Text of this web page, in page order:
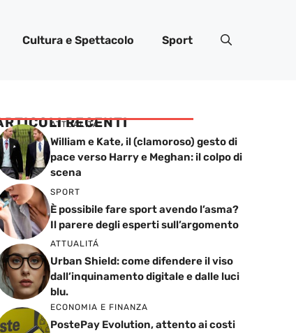
Cultura e Spettacolo Sport
RECENTI
ATTUALITÁ
William e Kate, il (clamoroso) gesto di
pace verso Harry e Meghan: il colpo di
scena
SPORT
È possibile fare sport avendo l’asma?
Il parere degli esperti sull’argomento
ATTUALITÁ
Urban Shield: come difendere il viso
dall’inquinamento digitale e dalle luci
blu.
ECONOMIA E FINANZA
PostePay Evolution, attento ai costi